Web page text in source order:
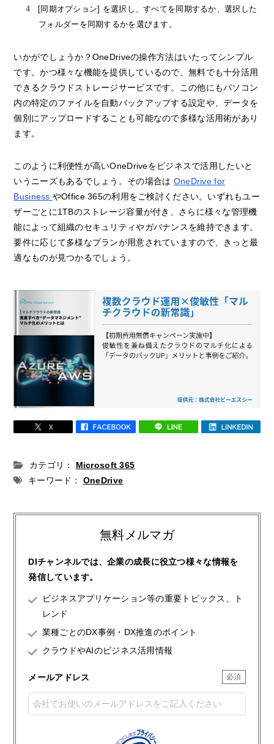
[同期オプション] を選択し、すべてを同期するか、選択した
フォルダーを同期するかを選びます。
いかがでしょうか？OneDriveの操作方法はいたってシンプル
です。かつ様々な機能を提供しているので、無料でも十分活用
できるクラウドストレージサービスです。この他にもパソコン
内の特定のファイルを自動バックアップする設定や、データを
個別にアップロードすることも可能なので多様な活用術があり
ます。
このように利便性が高いOneDriveをビジネスで活用したいと
いうニーズもあるでしょう。その場合は OneDrive for
Business やOffice 365の利用をご検討ください。いずれもユー
ザーごとに1TBのストレージ容量が付き、さらに様々な管理機
能によって組織のセキュリティやガバナンスを維持できます。
要件に応じて多様なプランが用意されていますので、きっと最
適なものが見つかるでしょう。
カテゴリ：
Microsoft 365
キーワード：
OneDrive
無料メルマガ
DIチャンネルでは、企業の成長に役立つ様々な情報を
発信しています。
ビジネスアプリケーション等の重要トピックス、ト
レンド
業種ごとのDX事例・DX推進のポイント
クラウドやAIのビジネス活用情報
メールアドレス